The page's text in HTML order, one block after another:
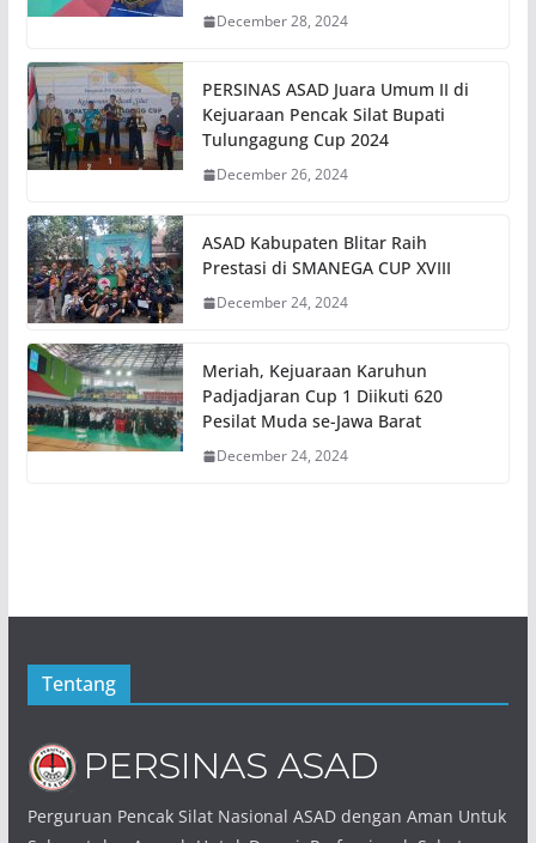
December 28, 2024
PERSINAS ASAD Juara Umum II di
Kejuaraan Pencak Silat Bupati
Tulungagung Cup 2024
December 26, 2024
ASAD Kabupaten Blitar Raih
Prestasi di SMANEGA CUP XVIII
December 24, 2024
Meriah, Kejuaraan Karuhun
Padjadjaran Cup 1 Diikuti 620
Pesilat Muda se-Jawa Barat
December 24, 2024
Tentang
Perguruan Pencak Silat Nasional ASAD dengan Aman Untuk